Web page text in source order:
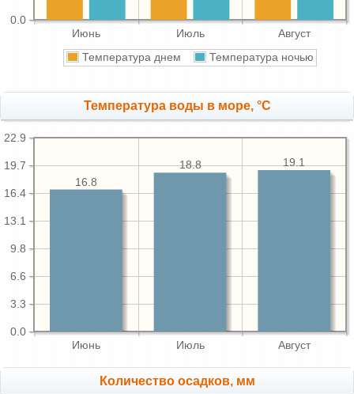
Июнь Июль Август
0.0
Температура днем Температура ночью
Температура воды в море, °C
Июнь Июль Август
0.0
3.3
6.6
9.8
13.1
16.4
19.7
22.9
19.1
18.8
16.8
Количество осадков, мм